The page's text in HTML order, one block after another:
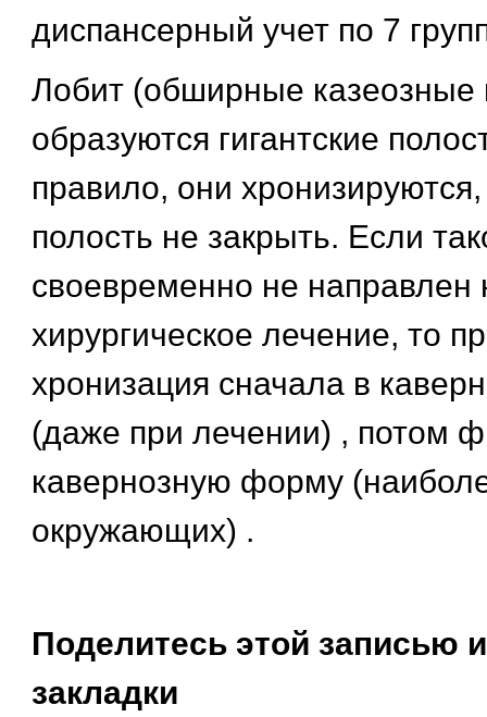
диспансерный учет по 7
Лобит (обширные казеозные
образуются гигантские
правило, они хронизируются,
полость не закрыть. Если
своевременно не направлен
хирургическое лечение, то
хронизация сначала в
(даже при лечении) , потом
кавернозную форму
окружающих) .
Поделитесь этой записью
закладки